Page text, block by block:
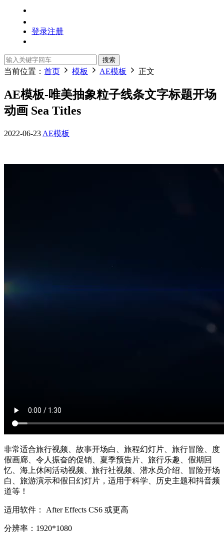
登录注册
搜索
当前位置： 首页 模板 AE模板 正文
AE模板-唯美抽象粒子线条文字标题开场
动画 Sea Titles
2022-06-23 AE模板
非常适合旅行视频、故事开场白、旅程幻灯片、旅行冒险、度
假画廊、令人振奋的促销、夏季预告片、旅行乐趣、假期回
忆、海上休闲活动视频、旅行社视频、潜水员介绍、冒险开场
白、旅游演示和假日幻灯片，适用于科学、历史主题和抖音频
道等！
适用软件： After Effects CS6 或更高
分辨率：1920*1080